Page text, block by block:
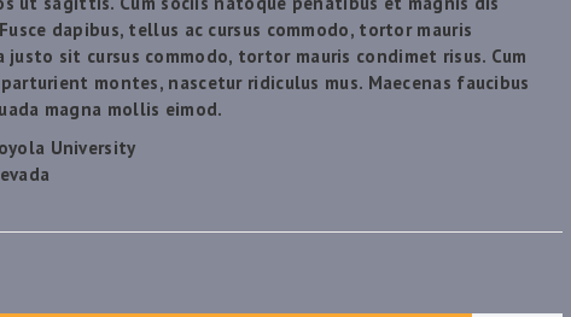
dapibus, tellus ac cursus commodo, tortor mauris
sit cursus commodo, tortor mauris condimet risus. Cum
montes, nascetur ridiculus mus. Maecenas faucibus
magna mollis eimod.
University